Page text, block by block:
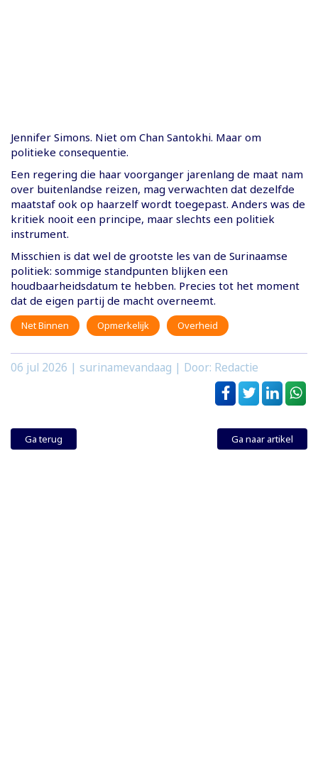
Jennifer Simons. Niet om Chan Santokhi. Maar om
politieke consequentie.
Een regering die haar voorganger jarenlang de maat nam
over buitenlandse reizen, mag verwachten dat dezelfde
maatstaf ook op haarzelf wordt toegepast. Anders was de
kritiek nooit een principe, maar slechts een politiek
instrument.
Misschien is dat wel de grootste les van de Surinaamse
politiek: sommige standpunten blijken een
houdbaarheidsdatum te hebben. Precies tot het moment
dat de eigen partij de macht overneemt.
Net Binnen Opmerkelijk Overheid
06 jul 2026 | surinamevandaag | Door: Redactie
Ga terug Ga naar artikel